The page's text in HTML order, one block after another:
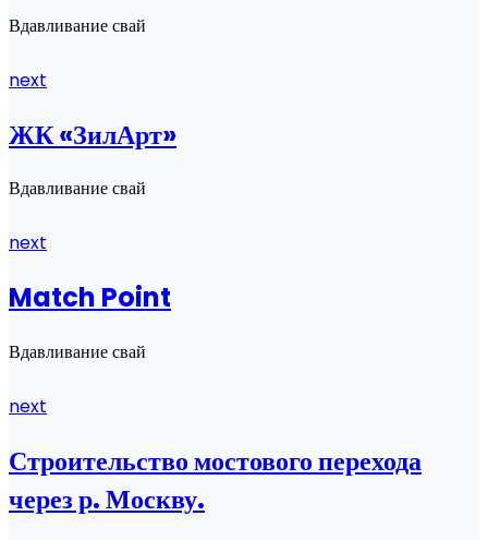
Вдавливание свай
next
ЖК «ЗилАрт»
Вдавливание свай
next
Match Point
Вдавливание свай
next
Строительство мостового перехода
через р. Москву.